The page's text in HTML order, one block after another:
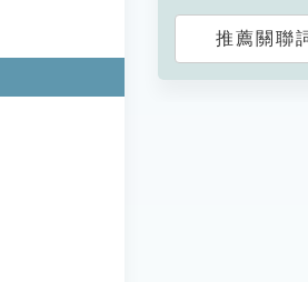
推薦關聯